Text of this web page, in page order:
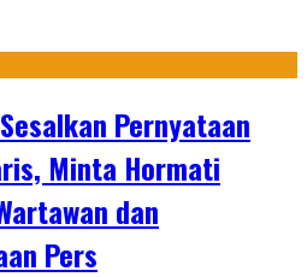
Pernyataan
Minta Hormati
dan
Pers